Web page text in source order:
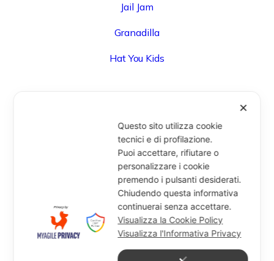
Jail Jam
Granadilla
Hat You Kids
Via Degli Speziali, 161 (Blocco 32 Centergross) -
40050 Funo di Argelato (BO) - Italy
info@miragesrl.com
+39 051 8651711
✕
Questo sito utilizza cookie
tecnici e di profilazione.
Puoi accettare, rifiutare o
personalizzare i cookie
premendo i pulsanti desiderati.
Chiudendo questa informativa
continuerai senza accettare.
Visualizza la Cookie Policy
Visualizza l'Informativa Privacy